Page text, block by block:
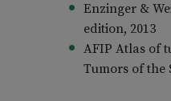
Enzinger &
edition, 2013
AFIP Atlas of
Tumors of the